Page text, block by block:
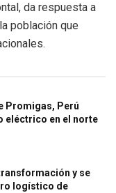
da respuesta a
población que
Promigas, Perú
eléctrico en el norte
y se
logístico de